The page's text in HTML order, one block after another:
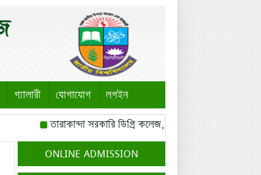
গ্যালারী যোগাযোগ লগইন
তারাকান্দা সরকারি ডিগ্রি কলেজ, তারাকান্দা, ময়মনসিংহ
রোজ বৃহস্পতিবার।
বঙ্গবন্ধু সৃজনশীল মেধা অন্বেষণ
মোবাইল নম্বর: পেইজ-০১
ব্যবসায় শিক্ষা শাখার সকল
ONLINE ADMISSION